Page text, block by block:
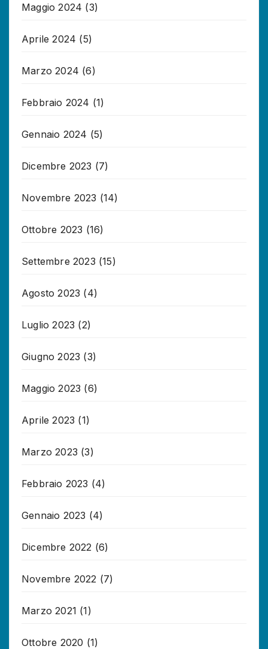
Maggio 2024 (3)
Aprile 2024 (5)
Marzo 2024 (6)
Febbraio 2024 (1)
Gennaio 2024 (5)
Dicembre 2023 (7)
Novembre 2023 (14)
Ottobre 2023 (16)
Settembre 2023 (15)
Agosto 2023 (4)
Luglio 2023 (2)
Giugno 2023 (3)
Maggio 2023 (6)
Aprile 2023 (1)
Marzo 2023 (3)
Febbraio 2023 (4)
Gennaio 2023 (4)
Dicembre 2022 (6)
Novembre 2022 (7)
Marzo 2021 (1)
Ottobre 2020 (1)